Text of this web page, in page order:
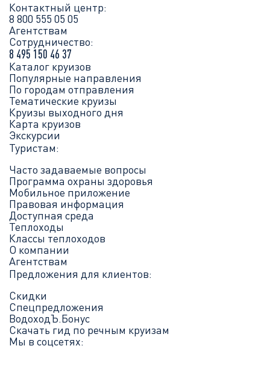
Контактный центр:
8 800 555 05 05
Агентствам
Сотрудничество:
8 495 150 46 37
Каталог круизов
Популярные направления
По городам отправления
Тематические круизы
Круизы выходного дня
Карта круизов
Экскурсии
Туристам:
Часто задаваемые вопросы
Программа охраны здоровья
Мобильное приложение
Правовая информация
Доступная среда
Теплоходы
Классы теплоходов
О компании
Агентствам
Предложения для клиентов:
Скидки
Спецпредложения
ВодоходЪ.Бонус
Скачать гид по речным круизам
Мы в соцсетях: